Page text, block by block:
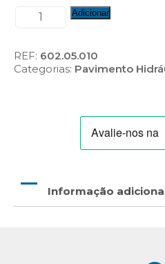
Quantidade
Relevo
Polido
(Ref.:M30-
Adicionar
REF: 602.05.010
Categorias: Pavimento
Informação